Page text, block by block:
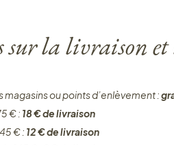
la livraison
magasins ou points d’enlèvement :
€ : 18 € de livraison
€ : 12 € de livraison